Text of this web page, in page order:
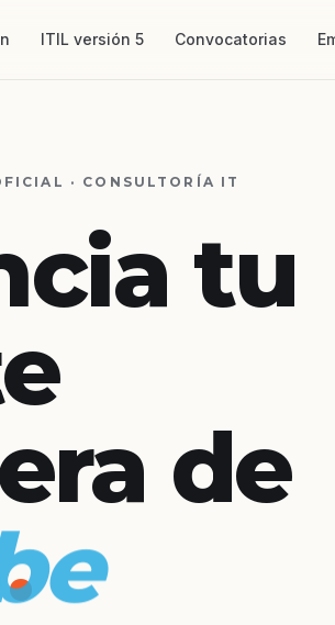
ITIL versión 5 Convocatorias
· CONSULTORÍA IT
tu
de
.